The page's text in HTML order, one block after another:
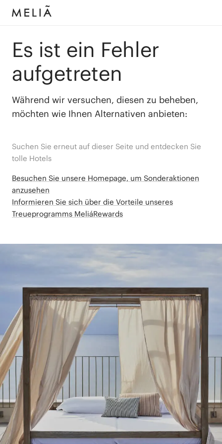
Es ist ein Fehler
aufgetreten
Während wir versuchen, diesen zu beheben,
möchten wie Ihnen Alternativen anbieten:
Suchen Sie erneut auf dieser Seite und entdecken Sie
tolle Hotels
Besuchen Sie unsere Homepage, um Sonderaktionen
anzusehen
Informieren Sie sich über die Vorteile unseres
Treueprogramms MeliáRewards